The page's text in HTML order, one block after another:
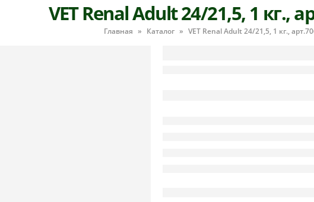
VET Renal Adult 24/21,5, 1 кг.,
Главная » Каталог » VET Renal Adult 24/21,5, 1 кг.,